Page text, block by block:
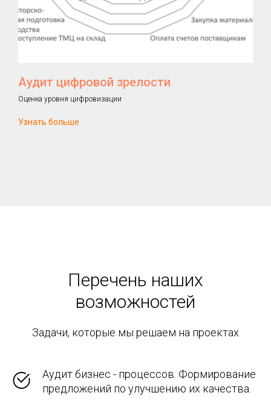
Аудит цифровой зрелости
Оценка уровня цифровизации
Узнать больше
Перечень наших
возможностей
Задачи, которые мы решаем на проектах
Аудит бизнес - процессов. Формирование
предложений по улучшению их качества.